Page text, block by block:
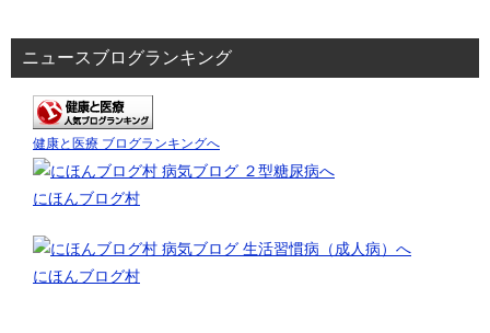
ニュースブログランキング
健康と医療 ブログランキングへ
にほんブログ村
にほんブログ村